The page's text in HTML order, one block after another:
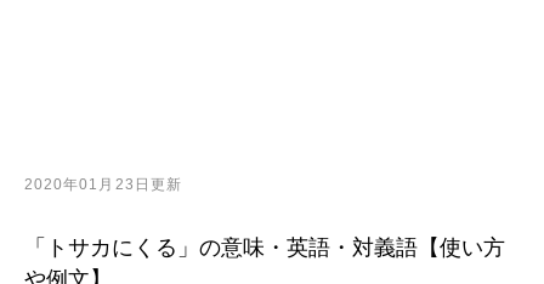
2020年01月23日更新
「トサカにくる」の意味・英語・対義語【使い方
や例文】